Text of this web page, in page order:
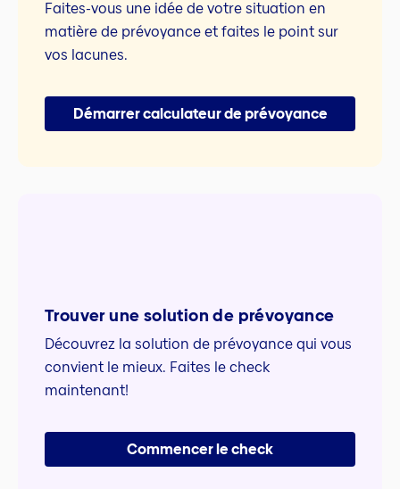
Faites-vous une idée de votre situation en
matière de prévoyance et faites le point sur
vos lacunes.
Démarrer calculateur de prévoyance
Trouver une solution de prévoyance
Découvrez la solution de prévoyance qui vous
convient le mieux. Faites le check
maintenant!
Commencer le check